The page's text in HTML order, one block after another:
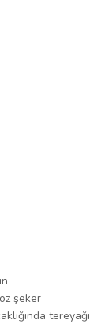
şeker
tereyağı